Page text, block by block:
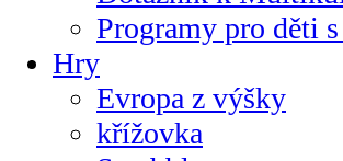
Programy pro děti
Hry
Evropa z výšky
křížovka